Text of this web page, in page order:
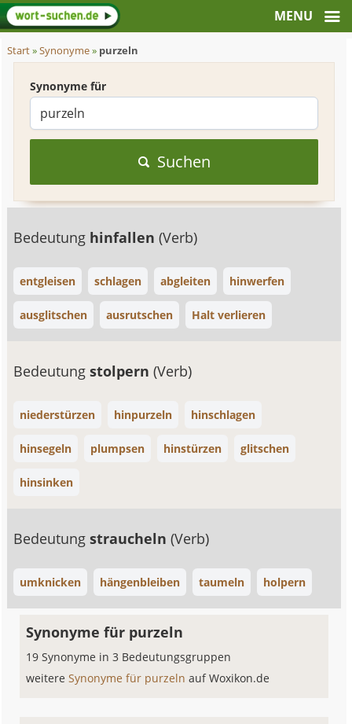
Start»Synonyme» purzeln
Synonyme für
Suchen
Bedeutung hinfallen(Verb)
entgleisen schlagen abgleiten hinwerfen
ausglitschen ausrutschen Halt verlieren
Bedeutungstolpern(Verb)
niederstürzen hinpurzeln hinschlagen
hinsegeln plumpsen hinstürzen glitschen
hinsinken
Bedeutungstraucheln(Verb)
umknicken hängenbleiben taumeln holpern
Synonyme für purzeln
19 Synonyme in 3 Bedeutungsgruppen
weitereSynonyme für purzelnauf Woxikon.de